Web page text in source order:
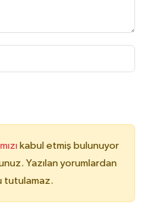
kabul etmiş bulunuyor
Yazılan yorumlardan
tutulamaz.